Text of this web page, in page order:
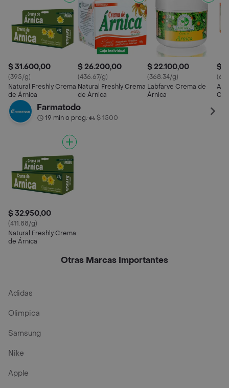
$ 31.600,00
(395/g)
Natural Freshly Crema
de Árnica
$ 26.200,00
(436.67/g)
Natural Freshly Crema
de Árnica
$ 22.100,00
(368.34/g)
Labfarve Crema de
Árnica
$
Farmatodo
19 min o prog.• $ 1500
$ 32.950,00
(411.88/g)
Natural Freshly Crema
de Árnica
Otras Marcas Importantes
Adidas
Olimpica
Samsung
Nike
Apple